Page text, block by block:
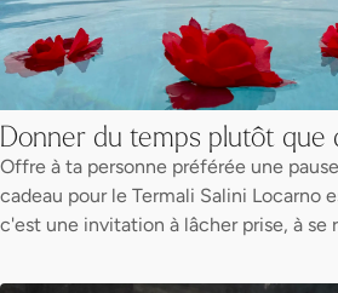
Donner du temps plutôt que
Offre à ta personne préférée une
cadeau pour le Termali Salini Locarno
c'est une invitation à lâcher prise, à se